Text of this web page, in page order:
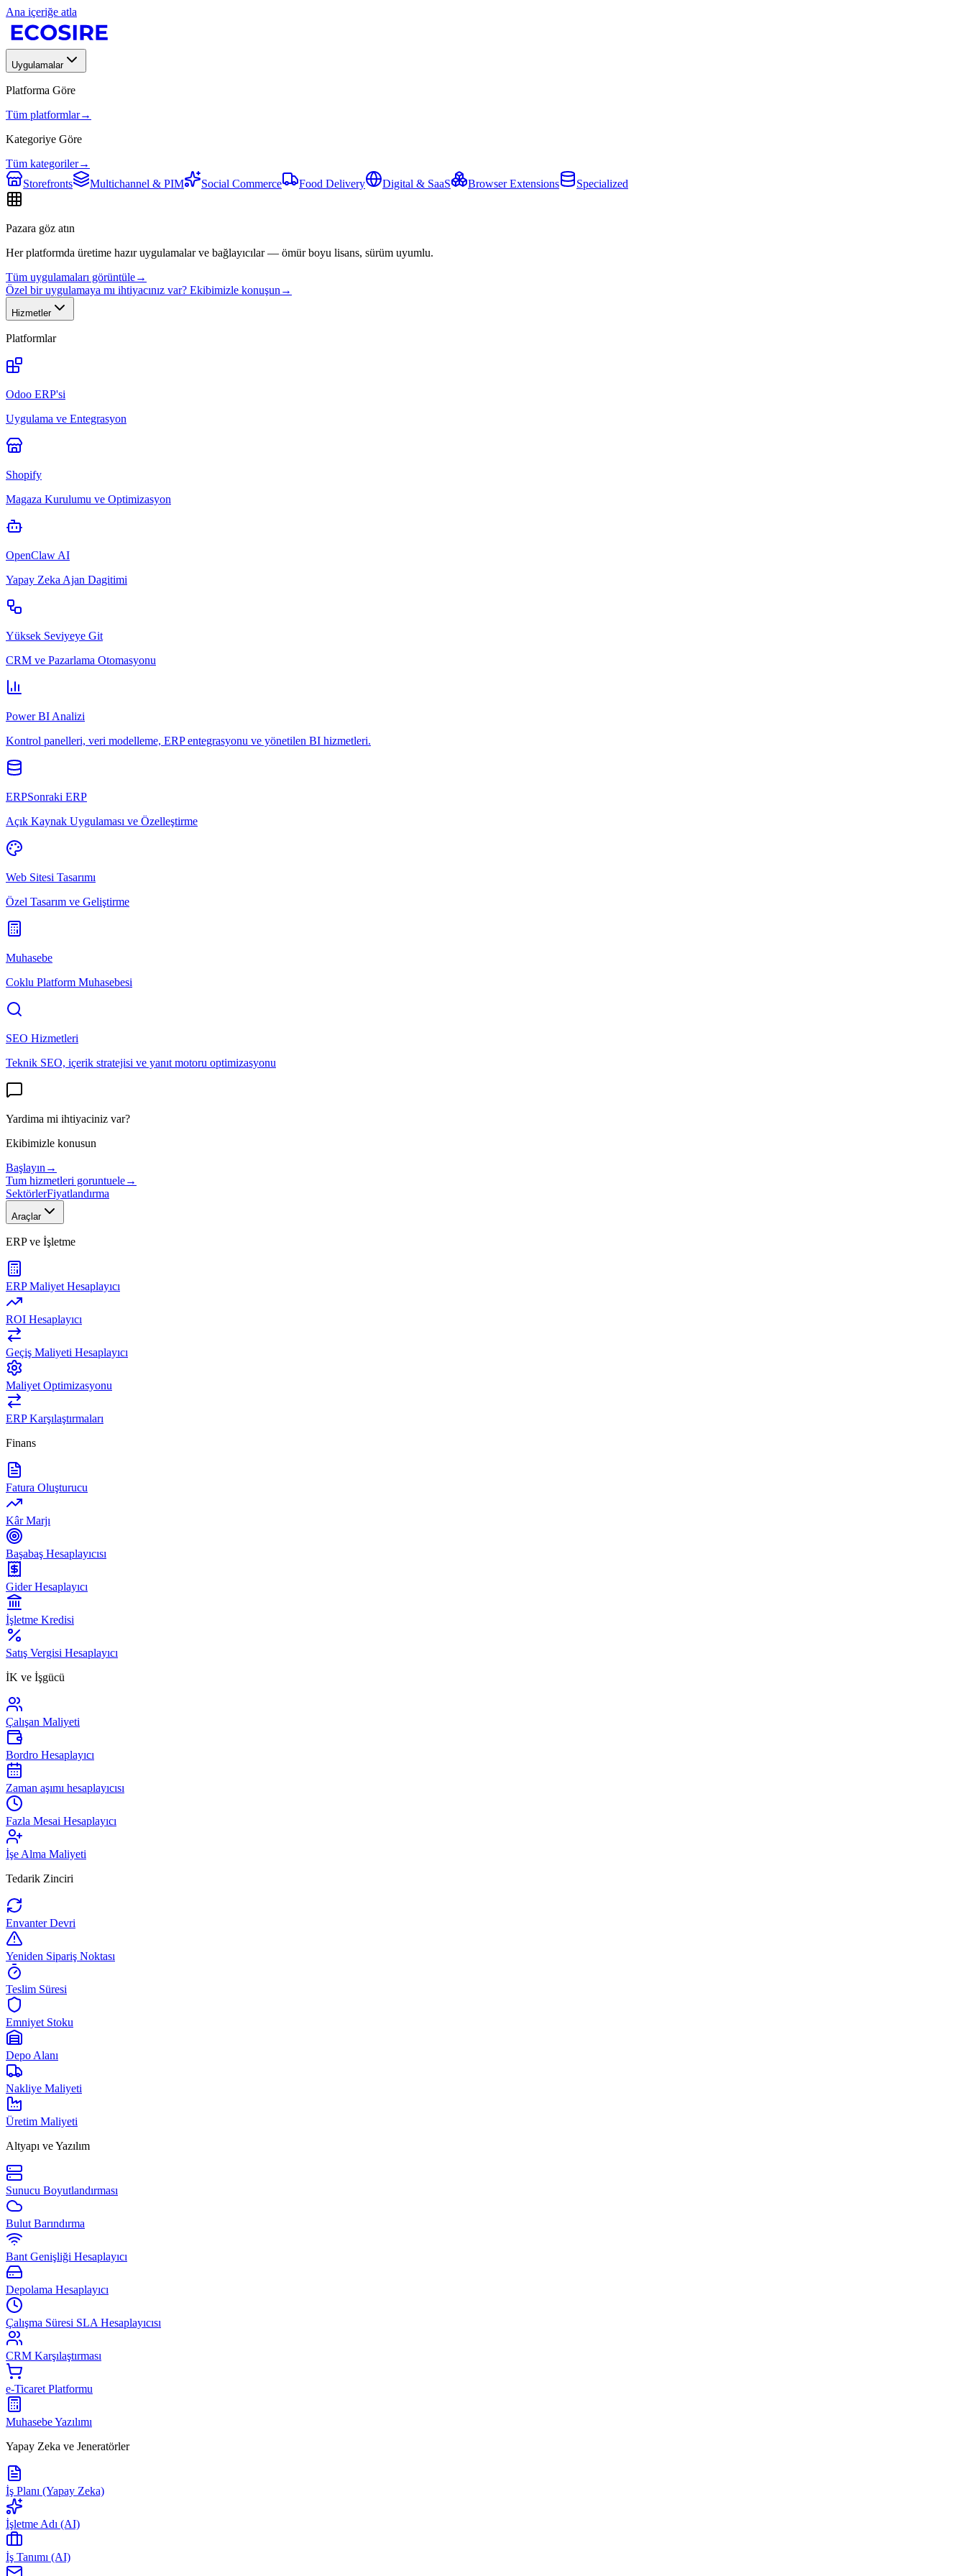
Ana içeriğe atla
Uygulamalar
Platforma Göre
Tüm platformlar→
Kategoriye Göre
Tüm kategoriler→
Storefronts
Multichannel & PIM Social Commerce Food Delivery Digital & SaaS Browser Extensions Specialized
Pazara göz atın
Her platformda üretime hazır uygulamalar ve bağlayıcılar — ömür boyu lisans, sürüm uyumlu.
Tüm uygulamaları görüntüle→
Özel bir uygulamaya mı ihtiyacınız var? Ekibimizle konuşun →
Hizmetler
Platformlar
Odoo ERP'si
Uygulama ve Entegrasyon
Shopify
Magaza Kurulumu ve Optimizasyon
OpenClaw AI
Yapay Zeka Ajan Dagitimi
Yüksek Seviyeye Git
CRM ve Pazarlama Otomasyonu
Power BI Analizi
Kontrol panelleri, veri modelleme, ERP entegrasyonu ve yönetilen BI hizmetleri.
ERPSonraki ERP
Açık Kaynak Uygulaması ve Özelleştirme
Web Sitesi Tasarımı
Özel Tasarım ve Geliştirme
Muhasebe
Coklu Platform Muhasebesi
SEO Hizmetleri
Teknik SEO, içerik stratejisi ve yanıt motoru optimizasyonu
Yardima mi ihtiyaciniz var?
Ekibimizle konusun
Başlayın →
Tum hizmetleri goruntuele→
SektörlerFiyatlandırma
Araçlar
ERP ve İşletme
ERP Maliyet Hesaplayıcı
ROI Hesaplayıcı
Geçiş Maliyeti Hesaplayıcı
Maliyet Optimizasyonu
ERP Karşılaştırmaları
Finans
Fatura Oluşturucu
Kâr Marjı
Başabaş Hesaplayıcısı
Gider Hesaplayıcı
İşletme Kredisi
Satış Vergisi Hesaplayıcı
İK ve İşgücü
Çalışan Maliyeti
Bordro Hesaplayıcı
Zaman aşımı hesaplayıcısı
Fazla Mesai Hesaplayıcı
İşe Alma Maliyeti
Tedarik Zinciri
Envanter Devri
Yeniden Sipariş Noktası
Teslim Süresi
Emniyet Stoku
Depo Alanı
Nakliye Maliyeti
Üretim Maliyeti
Altyapı ve Yazılım
Sunucu Boyutlandırması
Bulut Barındırma
Bant Genişliği Hesaplayıcı
Depolama Hesaplayıcı
Çalışma Süresi SLA Hesaplayıcısı
CRM Karşılaştırması
e-Ticaret Platformu
Muhasebe Yazılımı
Yapay Zeka ve Jeneratörler
İş Planı (Yapay Zeka)
İşletme Adı (AI)
İş Tanımı (AI)